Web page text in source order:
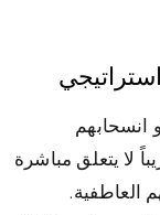
انسحابهم
لا يتعلق مباشرة